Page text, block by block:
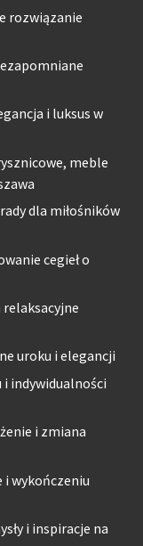
rozwiązanie
i luksus w
meble
dla miłośników
cegieł o
relaksacyjne
uroku i elegancji
i indywidualności
i zmiana
i wykończeniu
i inspiracje na